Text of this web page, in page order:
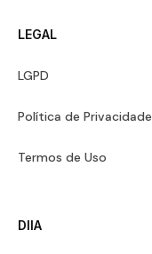
LEGAL
LGPD
Política de Privacidade
Termos de Uso
DIIA